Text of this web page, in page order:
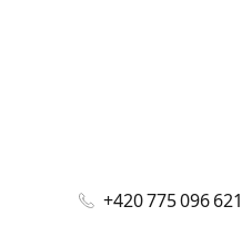
+420 775 096 621